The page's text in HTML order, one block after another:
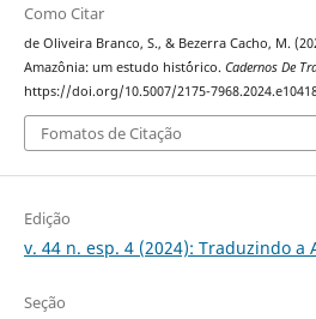
Como Citar
de Oliveira Branco, S., & Bezerra Cacho, M.
Amazônia: um estudo hist´órico. Cadernos De
https://doi.org/10.5007/2175-
Fomatos de Citação
Edição
v. 44 n. esp. 4 (2024): Traduzindo a
Seção